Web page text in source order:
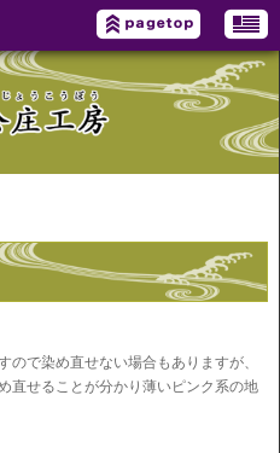
で染め直せない場合もありますが、
直せることが分かり薄いピンク系の地